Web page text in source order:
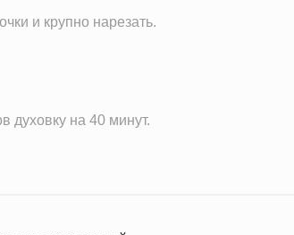
и крупно нарезать.
духовку на 40 минут.